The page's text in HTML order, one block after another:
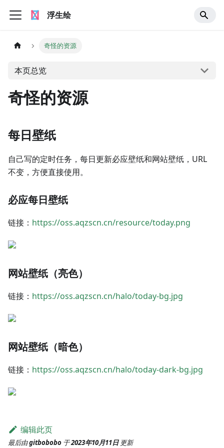
浮生绘
奇怪的资源
本页总览
奇怪的资源
每日壁纸
自己写的定时任务，每日更新必应壁纸和网站壁纸，URL
不变，方便直接使用。
必应每日壁纸
链接： https://oss.aqzscn.cn/resource/today.png
网站壁纸（亮色）
链接： https://oss.aqzscn.cn/halo/today-bg.jpg
网站壁纸（暗色）
链接： https://oss.aqzscn.cn/halo/today-dark-bg.jpg
编辑此页
最后由gitbobobo 于2023年10月11日更新